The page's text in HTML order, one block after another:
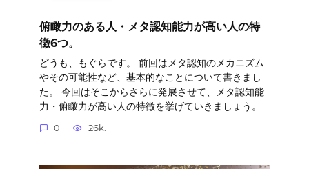
俯瞰力のある人・メタ認知能力が高い人の特
徴6つ。
どうも、もぐらです。 前回はメタ認知のメカニズム
やその可能性など、基本的なことについて書きまし
た。 今回はそこからさらに発展させて、メタ認知能
力・俯瞰力が高い人の特徴を挙げていきましょう。
0 26k.